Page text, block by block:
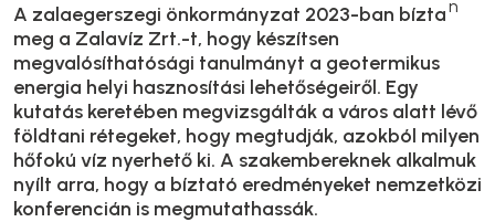
A zalaegerszegi önkormányzat 2023-ban bízta
meg a Zalavíz Zrt.-t, hogy készítsen
megvalósíthatósági tanulmányt a geotermikus
energia helyi hasznosítási lehetőségeiről. Egy
kutatás keretében megvizsgálták a város alatt lévő
földtani rétegeket, hogy megtudják, azokból milyen
hőfokú víz nyerhető ki. A szakembereknek alkalmuk
nyílt arra, hogy a bíztató eredményeket nemzetközi
konferencián is megmutathassák.